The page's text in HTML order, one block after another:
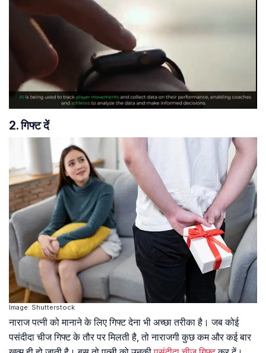
2. गिफ्ट दें
Image: Shutterstock
नाराज पत्नी को मानाने के लिए गिफ्ट देना भी अच्छा तरीका है। जब कोई
पसंदीदा चीज गिफ्ट के तौर पर मिलती है, तो नाराजगी कुछ कम और कई बार